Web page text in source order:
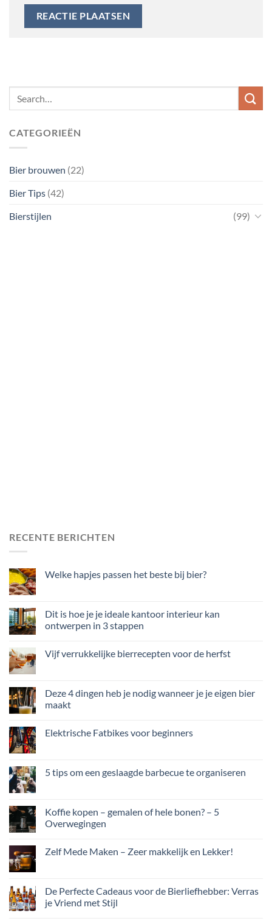
CATEGORIEËN
Bier brouwen (22)
Bier Tips (42)
Bierstijlen
(99)
RECENTE BERICHTEN
Welke hapjes passen het beste bij bier?
Dit is hoe je je ideale kantoor interieur kan
ontwerpen in 3 stappen
Vijf verrukkelijke bierrecepten voor de herfst
Deze 4 dingen heb je nodig wanneer je je eigen bier
maakt
Elektrische Fatbikes voor beginners
5 tips om een geslaagde barbecue te organiseren
Koffie kopen – gemalen of hele bonen? – 5
Overwegingen
Zelf Mede Maken – Zeer makkelijk en Lekker!
De Perfecte Cadeaus voor de Bierliefhebber: Verras
je Vriend met Stijl